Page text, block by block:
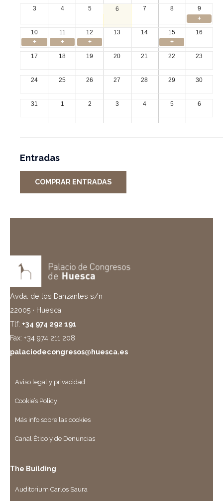
3 4 5 6 7 8
9
+
10
11 12 13 14 15
16
+
+ + +
17 18 19 20 21 22 23
24 25 26 27 28 29 30
31 1 2 3 4 5 6
Entradas
COMPRAR ENTRADAS
Avda. de los Danzantes s/n
22005 · Huesca
Tlf: +34 974 292 191
Fax: +34 974 211 208
palaciodecongresos@huesca.es
Aviso legal y privacidad
Cookie’s Policy
Más info sobre las cookies
Canal Ético y de Denuncias
The Building
Auditorium Carlos Saura